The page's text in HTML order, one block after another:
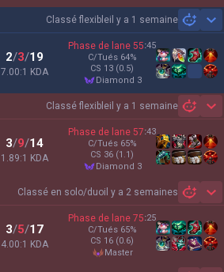
Classé flexibleil y a 1 semaine
2/3/19
7.00:1 KDA
Phase de lane 55:45
C/Tués 64%
CS 13 (0.5)
diamond 3
Classé flexibleil y a 1 semaine
3/9/14
1.89:1 KDA
Phase de lane 57:43
C/Tués 65%
CS 36 (1.1)
diamond 3
Classé en solo/duoil y a 2 semaines
3/5/17
4.00:1 KDA
Phase de lane 75:25
C/Tués 65%
CS 16 (0.6)
master